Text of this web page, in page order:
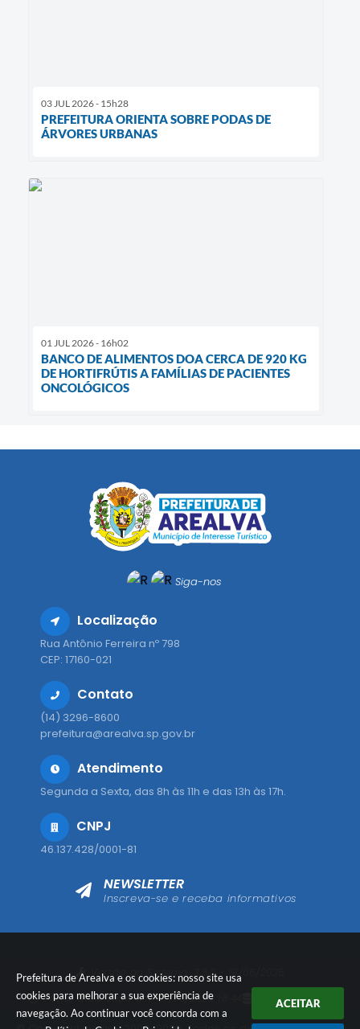
Prefeitura de Arealva e os cookies: nosso site usa
cookies para melhorar a sua experiência de
navegação. Ao continuar você concorda com a
ACEITAR
03 JUL 2026 - 15h28
PREFEITURA ORIENTA SOBRE PODAS DE
ÁRVORES URBANAS
01 JUL 2026 - 16h02
BANCO DE ALIMENTOS DOA CERCA DE 920 KG
DE HORTIFRÚTIS A FAMÍLIAS DE PACIENTES
ONCOLÓGICOS
Siga-nos
Localização
Rua Antônio Ferreira nº 798
CEP: 17160-021
Contato
(14) 3296-8600
prefeitura@arealva.sp.gov.br
Atendimento
Segunda a Sexta, das 8h às 11h e das 13h às 17h.
CNPJ
46.137.428/0001-81
NEWSLETTER
Inscreva-se e receba informativos
Versão do Sistema:
3.5.3 - 19/06/2026
Portal atualizado em:07/08/2026 16:44 Dados Abertos